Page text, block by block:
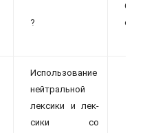
?
Использование
ней­тральной
лексики и лек­
сики со